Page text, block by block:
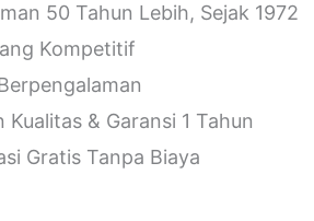
50 Tahun Lebih, Sejak 1972
Kompetitif
Kualitas & Garansi 1 Tahun
Gratis Tanpa Biaya